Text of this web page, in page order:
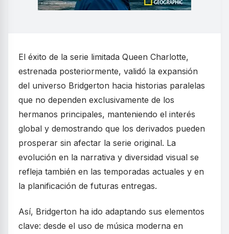
El éxito de la serie limitada Queen Charlotte,
estrenada posteriormente, validó la expansión
del universo Bridgerton hacia historias paralelas
que no dependen exclusivamente de los
hermanos principales, manteniendo el interés
global y demostrando que los derivados pueden
prosperar sin afectar la serie original. La
evolución en la narrativa y diversidad visual se
refleja también en las temporadas actuales y en
la planificación de futuras entregas.
Así, Bridgerton ha ido adaptando sus elementos
clave: desde el uso de música moderna en